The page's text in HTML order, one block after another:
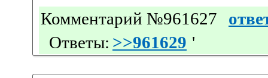
Комментарий №961627
Ответы: >>961629 '